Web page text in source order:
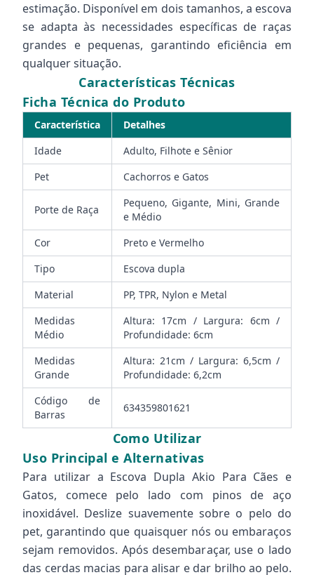
estimação. Disponível em dois tamanhos, a escova
se adapta às necessidades específicas de raças
grandes e pequenas, garantindo eficiência em
qualquer situação.
Características Técnicas
Ficha Técnica do Produto
Característica
Detalhes
Idade
Adulto, Filhote e Sênior
Pet
Cachorros e Gatos
Porte de Raça
Pequeno, Gigante, Mini, Grande
e Médio
Cor
Preto e Vermelho
Tipo
Escova dupla
Material
PP, TPR, Nylon e Metal
Medidas
Médio
Altura: 17cm / Largura: 6cm /
Profundidade: 6cm
Medidas
Grande
Altura: 21cm / Largura: 6,5cm /
Profundidade: 6,2cm
Código de
Barras
634359801621
Como Utilizar
Uso Principal e Alternativas
Para utilizar a Escova Dupla Akio Para Cães e
Gatos, comece pelo lado com pinos de aço
inoxidável. Deslize suavemente sobre o pelo do
pet, garantindo que quaisquer nós ou embaraços
sejam removidos. Após desembaraçar, use o lado
das cerdas macias para alisar e dar brilho ao pelo.